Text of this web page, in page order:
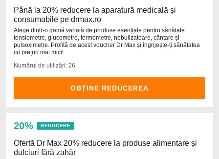
Până la 20% reducere la aparatură medicală și
consumabile pe drmax.ro
Alege dintr-o gamă variată de produse esențiale pentru sănătate:
tensiometre, glucometre, termometre, nebulizatoare, cântare și
pulsoximetre. Profită de acest voucher Dr Max și îngrijește-ți sănătatea
cu prețuri mai mici!
Numărul de utilizări: 26
OBȚINE REDUCEREA
20% REDUCERE
Ofertă Dr Max 20% reducere la produse alimentare și
dulciuri fără zahăr